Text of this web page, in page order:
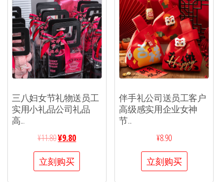
三八妇女节礼物送员工
实用小礼品公司礼品
高...
¥11.80¥9.80
立刻购买
伴手礼公司送员工客户
高级感实用企业女神
节...
¥8.90
立刻购买